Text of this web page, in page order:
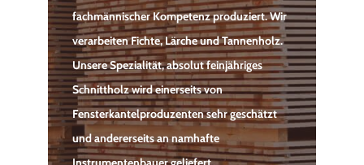
fachmännischer Kompetenz produziert. Wir
verarbeiten Fichte, Lärche und Tannenholz.
Unsere Spezialität, absolut feinjähriges
Schnittholz wird einerseits von
Fensterkantelproduzenten sehr geschätzt
und andererseits an namhafte